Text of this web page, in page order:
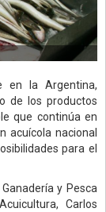
en la Argentina,
de los productos
que continúa en
acuícola nacional
para el
y Pesca
Carlos